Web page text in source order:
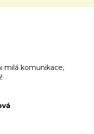
milá komunikace,